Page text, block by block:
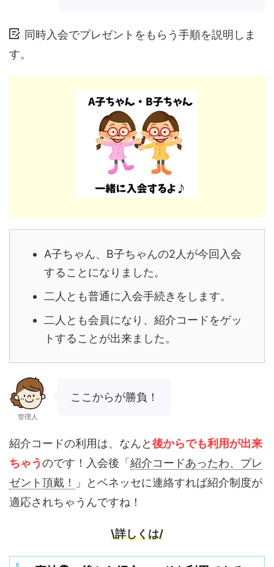
同時入会でプレゼントをもらう手順を説明しま
す。
A子ちゃん、B子ちゃんの2人が今回入会
することになりました。
二人とも普通に入会手続きをします。
二人とも会員になり、紹介コードをゲッ
トすることが出来ました。
管理人
ここからが勝負！
紹介コードの利用は、なんと後からでも利用が出来
ちゃうのです！入会後「 紹介コードあったわ、プレ
ゼント頂戴！
」とベネッセに連絡すれば紹介制度が
適応されちゃうんですね！
\詳しくは/